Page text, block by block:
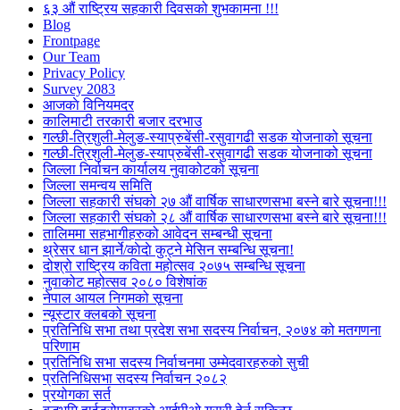
६३ औं राष्ट्रिय सहकारी दिवसको शुभकामना !!!
Blog
Frontpage
Our Team
Privacy Policy
Survey 2083
आजकाे विनियमदर
कालिमाटी तरकारी बजार दरभाउ
गल्छी-त्रिशुली-मेलुङ-स्याप्रुबेंसी-रसुवागढी सडक योजनाको सूचना
गल्छी-त्रिशुली-मेलुङ-स्याप्रुबेंसी-रसुवागढी सडक योजनाको सूचना
जिल्ला निर्वाचन कार्यालय नुवाकोटको सूचना
जिल्ला समन्वय समिति
जिल्ला सहकारी संघको २७ औं वार्षिक साधारणसभा बस्ने बारे सूचना!!!
जिल्ला सहकारी संघको २८ औं वार्षिक साधारणसभा बस्ने बारे सूचना!!!
तालिममा सहभागीहरुको आवेदन सम्बन्धी सूचना
थ्रेसर धान झार्ने/काेदाे कुट्ने मेसिन सम्बन्धि सूचना!
दोश्रो राष्ट्रिय कविता महोत्सव २०७५ सम्बन्धि सूचना
नुवाकोट महोत्सव २०८० विशेषांक
नेपाल आयल निगमको सूचना
न्यूस्टार क्लबको सूचना
प्रतिनिधि सभा तथा प्रदेश सभा सदस्य निर्वाचन, २०७४ को मतगणना
परिणाम
प्रतिनिधि सभा सदस्य निर्वाचनमा उम्मेदवारहरुको सुची
प्रतिनिधिसभा सदस्य निर्वाचन २०८२
प्रयोगका सर्त